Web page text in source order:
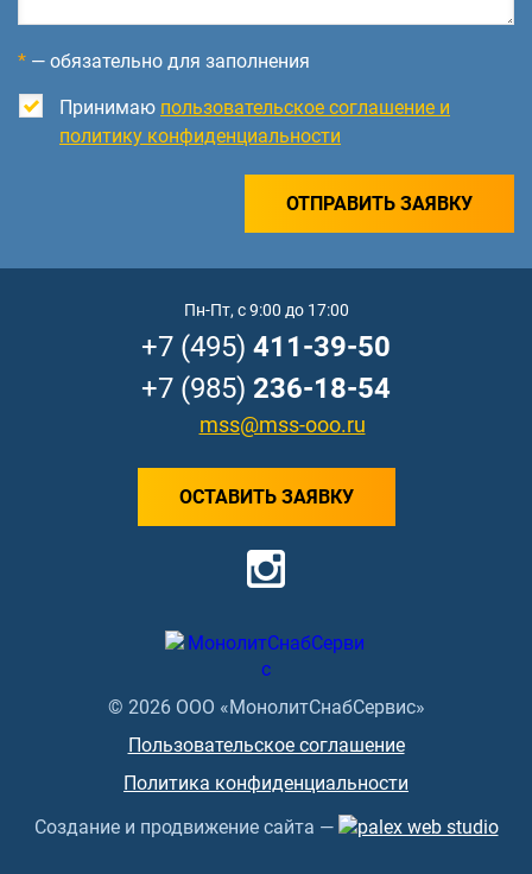
* — обязательно для заполнения
Принимаю пользовательское соглашение и
политику конфиденциальности
ОТПРАВИТЬ ЗАЯВКУ
© 2026 ООО «МонолитСнабСервис»
Пользовательское соглашение
Политика конфиденциальности
Создание и продвижение сайта —
Пн-Пт, с 9:00 до 17:00
+7 (495) 411-39-50
+7 (985) 236-18-54
mss@mss-ooo.ru
ОСТАВИТЬ ЗАЯВКУ